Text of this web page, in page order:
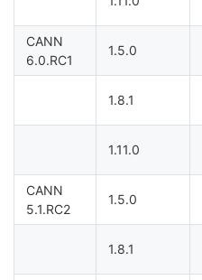
CANN
6.0.RC1
1.5.0
1.8.1
1.11.0
CANN
5.1.RC2
1.5.0
1.8.1